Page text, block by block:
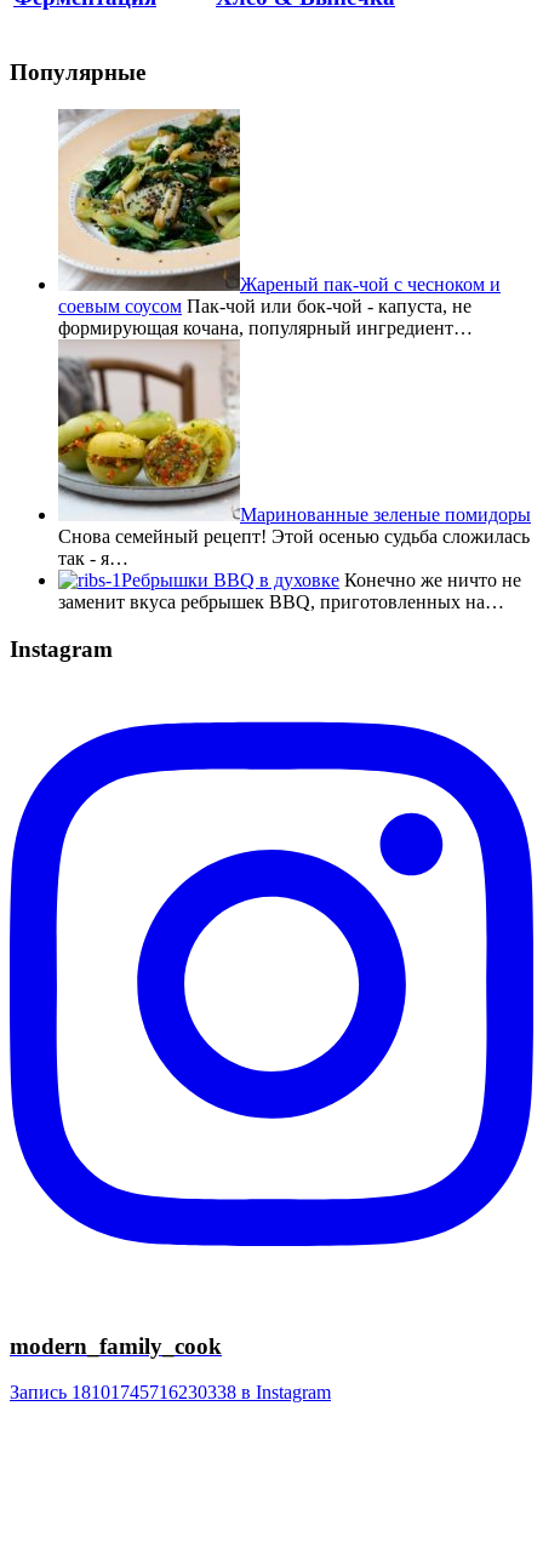
Популярные
Жареный пак-чой с чесноком и
соевым соусом Пак-чой или бок-чой - капуста, не
формирующая кочана, популярный ингредиент…
Маринованные зеленые помидоры
Снова семейный рецепт! Этой осенью судьба сложилась
так - я…
Ребрышки BBQ в духовке Конечно же ничто не
заменит вкуса ребрышек BBQ, приготовленных на…
Instagram
modern_family_cook
Запись 18101745716230338 в Instagram